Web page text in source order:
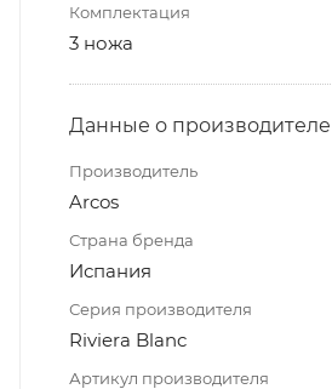
Комплектация
3 ножа
Данные о производителе
Производитель
Arcos
Страна бренда
Испания
Серия производителя
Riviera Blanc
Артикул производителя